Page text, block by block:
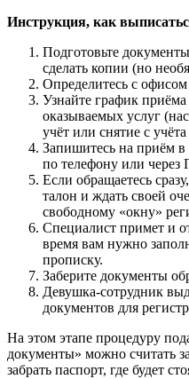
Инструкция, как
Подготовьте
сделать копии (но
Определитесь с
Узнайте график
оказываемых услуг
учёт или снятие с
Запишитесь на приём
по телефону или через
Если обращаетесь
талон и ждать своей
свободному «окну»
Специалист примет и
время вам нужно
прописку.
Заберите документы
Девушка-сотрудник
документов для
На этом этапе процедуру
документы» можно считать
забрать паспорт, где будет